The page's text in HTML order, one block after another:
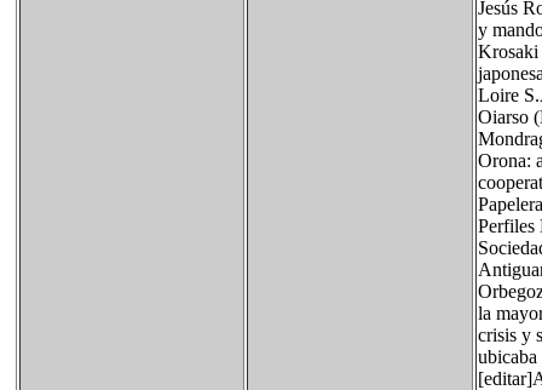
Jesús
y
Krosaki
Loire
Oiarso
Orona:
Perfiles
la
crisis y
ubicaba